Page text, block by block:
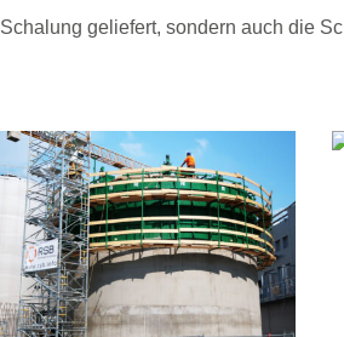
Schalung geliefert, sondern auch die